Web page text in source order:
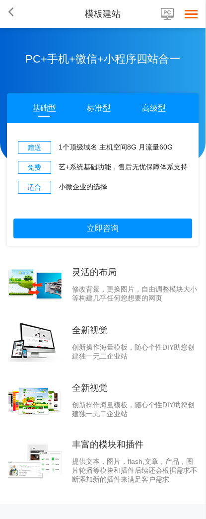
模板建站
PC+手机+微信+小程序四站合一
基础型 标准型 高级型
赠送 1个顶级域名 主机空间8G 月流量60G
免费 艺+系统基础功能，售后无忧保障体系支持
适合 小微企业的选择
立即咨询
灵活的布局
修改背景，更换图片，自由调整模块大小
等构建几乎任何您想要的网页
全新视觉
创新操作海量模板，随心个性DIY助您创
建独一无二企业站
全新视觉
创新操作海量模板，随心个性DIY助您创
建独一无二企业站
丰富的模块和插件
提供文本，图片，flash,文章，产品，图
片轮播等模块和插件后续还会根据需求不
断添加新的插件来满足客户需求